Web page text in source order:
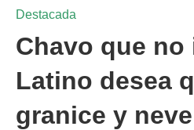
Destacada
Chavo que no
Latino desea
granice y